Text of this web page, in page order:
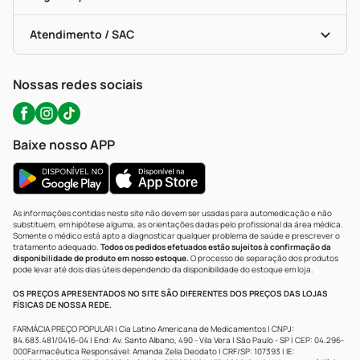
Troca E Devolução
Bulas De A A Z
Políticas De Marketplace
Testes Rápidos
Autoteste Covid-19
Certificado De Segurança
Portal Da Privacidade
Atendimento / SAC
WhatsApp (47) 9202-1687
Nossas redes sociais
Baixe nosso APP
As informações contidas neste site não devem ser usadas para automedicação e não
substituem, em hipótese alguma, as orientações dadas pelo profissional da área médica.
Somente o médico está apto a diagnosticar qualquer problema de saúde e prescrever o
tratamento adequado. Todos os pedidos efetuados estão sujeitos à confirmação da
disponibilidade de produto em nosso estoque.O processo de separação dos produtos
pode levar até dois dias úteis dependendo da disponibilidade do estoque em loja.
OS PREÇOS APRESENTADOS NO SITE SÃO DIFERENTES DOS PREÇOS DAS LOJAS
FÍSICAS DE NOSSA REDE.
FARMÁCIA PREÇO POPULAR | Cia Latino Americana de Medicamentos | CNPJ:
84.683.481/0416-04 | End: Av. Santo Albano, 490 - Vila Vera | São Paulo - SP | CEP: 04.296-
000Farmacêutica Responsável: Amanda Zelia Deodato | CRF/SP: 107393 | IE: